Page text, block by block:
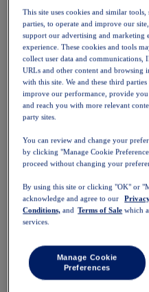
NOVABLAST™ 6
Damen
Neue Artikel
Bestseller
PLATINUM
Schuhe
Laufen
Volleyball
Handball
Padel
This site uses cookies and similar
parties, to operate and improve our
support our advertising and marketing
experience. These cookies and tools
collect user data and communications,
URLs and other content and browsing
with this site. We and these third
improve our performance, provide
and reach you with more relevant
party sites.
You can review and change your
by clicking "Manage Cookie
proceed without changing your
By using this site or clicking "OK" or
acknowledge and agree to our
Conditions, and Terms of Sale which
services.
Manage Cookie
Preferences